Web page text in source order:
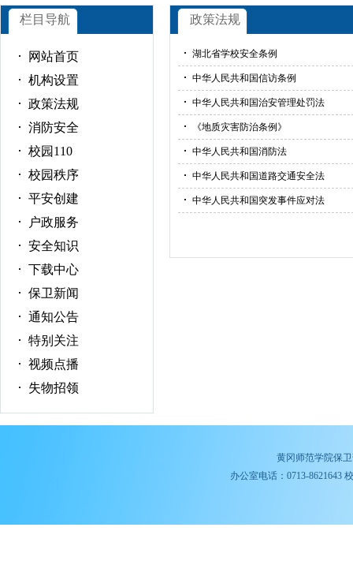
栏目导航
网站首页
机构设置
政策法规
消防安全
校园110
校园秩序
平安创建
户政服务
安全知识
下载中心
保卫新闻
通知公告
特别关注
视频点播
失物招领
政策法规
湖北省学校安全条例
中华人民共和国信访条例
中华人民共和国治安管理处罚法
《地质灾害防治条例》
中华人民共和国消防法
中华人民共和国道路交通安全法
中华人民共和国突发事件应对法
黄冈师范学院保
办公室电话：0713-8621643